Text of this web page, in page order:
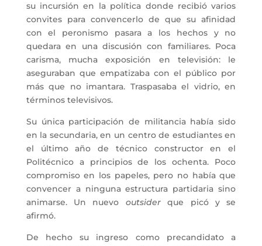
su incursión en la política donde recibió varios
convites para convencerlo de que su afinidad
con el peronismo pasara a los hechos y no
quedara en una discusión con familiares. Poca
carisma, mucha exposición en televisión: le
aseguraban que empatizaba con el público por
más que no imantara. Traspasaba el vidrio, en
términos televisivos.
Su única participación de militancia había sido
en la secundaria, en un centro de estudiantes en
el último año de técnico constructor en el
Politécnico a principios de los ochenta. Poco
compromiso en los papeles, pero no había que
convencer a ninguna estructura partidaria sino
animarse. Un nuevo
outsider
que picó y se
afirmó.
De hecho su ingreso como precandidato a